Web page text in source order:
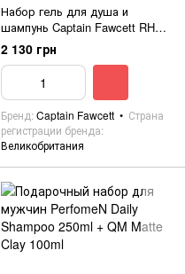
Набор гель для душа и
шампунь Captain Fawcett RH
Body Wash (250ml) & RH
Shampoo (250ml) gift set
2 130 грн
Бренд Captain Fawcett
Страна
регистрации бренда
Великобритания